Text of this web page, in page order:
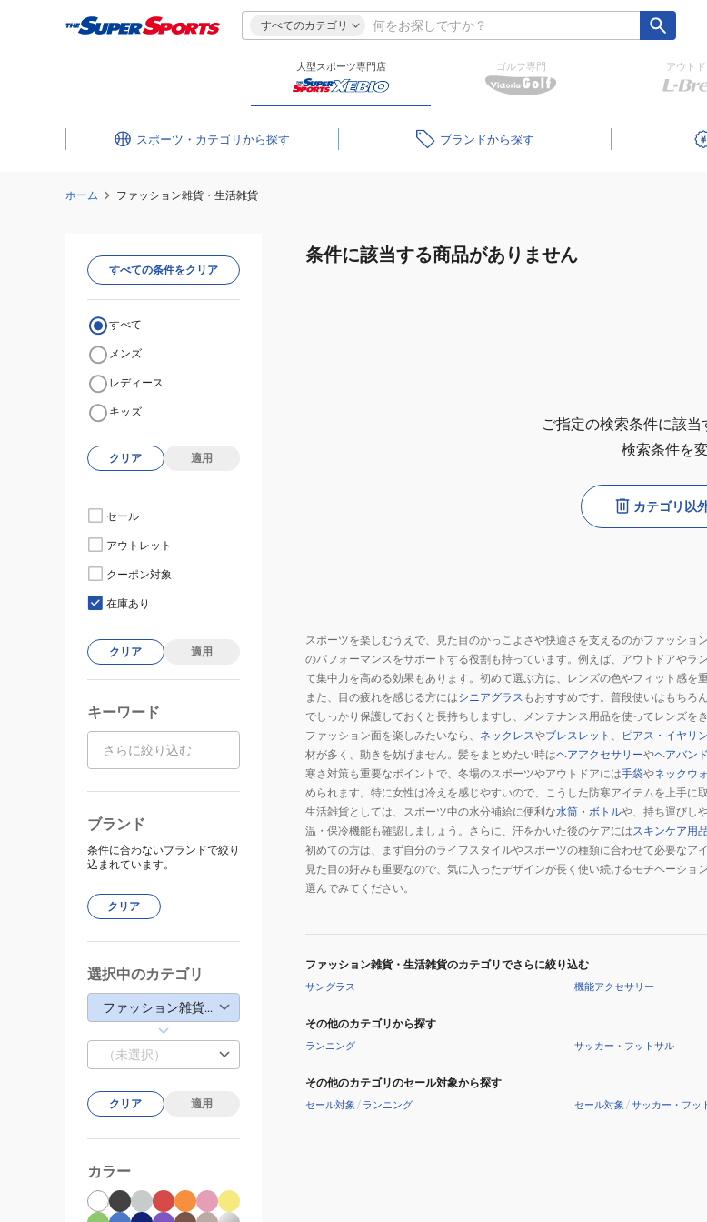
すべてのカテゴリ
大型スポーツ専門店 ゴルフ専門 アウト
スポーツ・カテゴリ ブランド
ホーム ファッション雑貨・生活雑貨
条件に該当する商品がありません
ご指定の検索条件に該
検索条件を
カテゴリ以
スポーツを楽しむうえで、見た目のかっこよさや快適さを支えるのがファッシ
のパフォーマンスをサポートする役割も持っています。例えば、アウトドアやラ
て集中力を高める効果もあります。初めて選ぶ方は、レンズの色やフィット感を
また、目の疲れを感じる方にはシニアグラス もおすすめです。普段使いはもちろ
でしっかり保護しておくと長持ちしますし、メンテナンス用品を使ってレンズを
ファッション面を楽しみたいなら、 ネックレスやブレスレット ピアス・イヤリ
材が多く、動きを妨げません。髪をまとめたい時はヘアアクセサリーやヘアバンド
寒さ対策も重要なポイントで、冬場のスポーツやアウトドアには手袋やネックウ
められます。特に女性は冷えを感じやすいので、こうした防寒アイテムを上手に
生活雑貨としては、スポーツ中の水分補給に便利な水筒・ボトルや、持ち運びし
温・保冷機能も確認しましょう。さらに、汗をかいた後のケアには スキンケア用
初めての方は、まず自分のライフスタイルやスポーツの種類に合わせて必要な
見た目の好みも重要なので、気に入ったデザインが長く使い続けるモチベーショ
選んでみてください。
ファッション雑貨・生活雑貨のカテゴリでさらに絞り込む
サングラス 機能アクセサリー
その他のカテゴリから探す
ランニング サッカー・フットサル
その他のカテゴリのセール対象から探す
セール対象 / ランニング セール対象 /サッカー・フッ
すべての条件をクリア
すべて
メンズ
レディース
キッズ
クリア 適用
セール
アウトレット
クーポン対象
在庫あり
クリア 適用
キーワード
ブランド
条件に合わないブランドで絞り
込まれています。
クリア
選択中のカテゴリ
ファッション雑貨・生活雑貨
（未選択）
クリア 適用
カラー